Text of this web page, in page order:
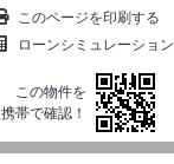
このページを印刷する
ローンシミュレーション
この物件を
携帯で確認！